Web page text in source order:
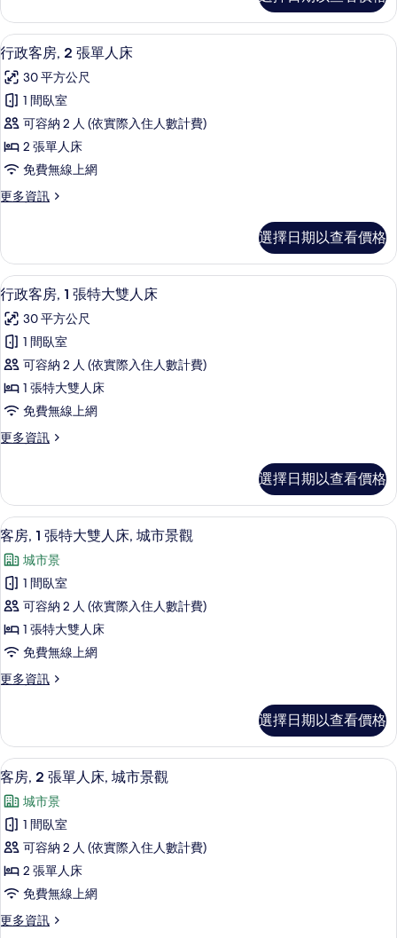
的
詳
情
顯
示
行
政
客
房,
張
人
床
的
所
有
相
片
客房內保險箱、隔音、熨斗/熨衣板、
5
行政客房, 2 張單人床
30 平方公尺
1 間臥室
可容納 2 人 (依實際入住人數計費)
2 張單人床
免費無線上網
更多資訊
更
客
房,
2
張
單
人
的
詳
情
選擇日期以查看價格
顯
示
行
政
客
房,
張
大
雙
人
床
的
所
有
相
片
客房內保險箱、隔音、熨斗/熨衣板、
5
行政客房, 1 張特大雙人床
30 平方公尺
1 間臥室
可容納 2 人 (依實際入住人數計費)
1 張特大雙人床
免費無線上網
更多資訊
更
客
房,
1
特
大
人
床
的
詳
情
選擇日期以查看價格
顯
示
客
房,
1
張
特
大
人
床,
城
市
景
觀
的
所
有
客房內保險箱、隔音、熨斗/熨衣板、
2
客房, 1 張特大雙人床, 城市景觀
城市景
1 間臥室
可容納 2 人 (依實際入住人數計費)
1 張特大雙人床
免費無線上網
更多資訊
更
1
張
特
雙
人
城
市
景
觀
的
選擇日期以查看價格
顯
示
客
房,
2
張
單
人
客房內保險箱、隔音、熨斗/熨衣板、
2
客房, 2 張單人床, 城市景觀
城市景
1 間臥室
可容納 2 人 (依實際入住人數計費)
2 張單人床
免費無線上網
更多資訊
更